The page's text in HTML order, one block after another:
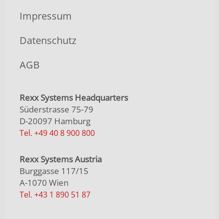
Impressum
Datenschutz
AGB
Rexx Systems Headquarters
Süderstrasse 75-79
D-20097 Hamburg
Tel. +49 40 8 900 800
Rexx Systems Austria
Burggasse 117/15
A-1070 Wien
Tel. +43 1 890 51 87